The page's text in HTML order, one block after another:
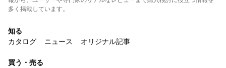
多く掲載しています。
知る
カタログ
ニュース オリジナル記事
買う・売る